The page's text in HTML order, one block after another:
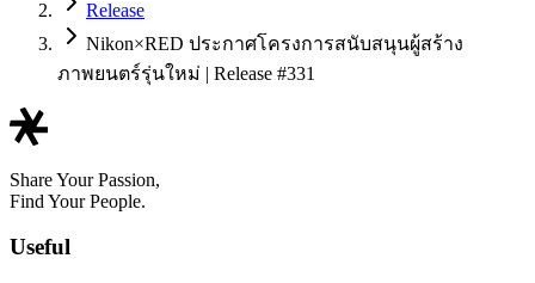
Release
Nikon×RED ประกาศโครงการสนับสนุนผู้สร้าง
ภาพยนตร์รุ่นใหม่ | Release #331
Share Your Passion,
Find Your People.
Useful